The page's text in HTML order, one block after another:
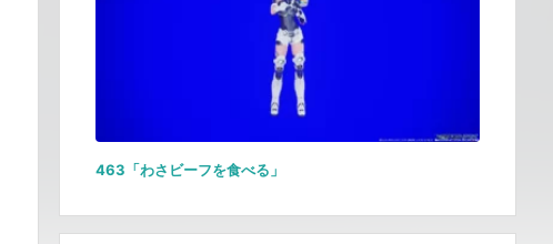
463「わさビーフを食べる」